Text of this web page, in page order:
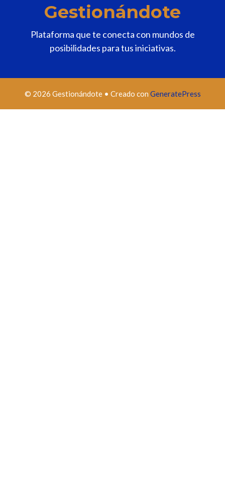
Gestionándote
Plataforma que te conecta con mundos de
posibilidades para tus iniciativas.
© 2026 Gestionándote• Creado con GeneratePress